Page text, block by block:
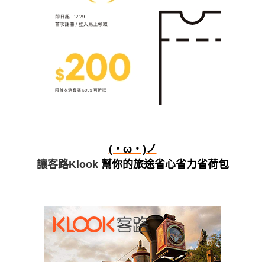
(・ω・)ノ
讓客路Klook幫你的旅途省心省力省荷包